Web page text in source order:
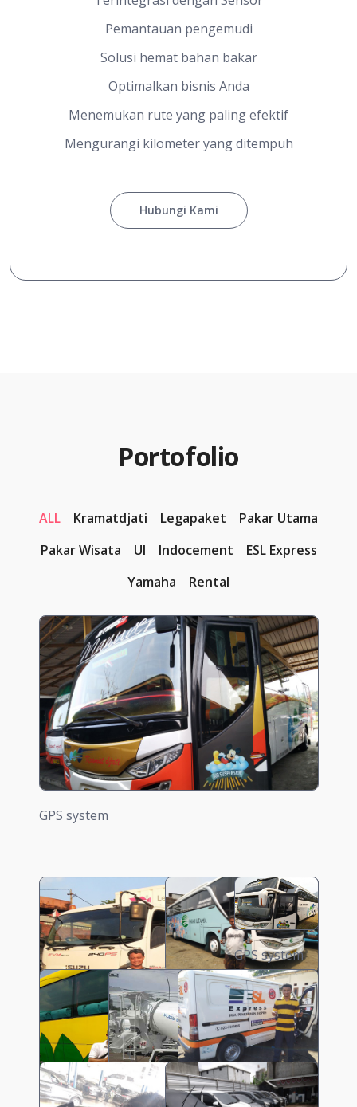
Pemantauan pengemudi
Solusi hemat bahan bakar
Optimalkan bisnis Anda
Menemukan rute yang paling efektif
Mengurangi kilometer yang ditempuh
Hubungi Kami
Portofolio
ALL Kramatdjati Legapaket
Pakar Utama
Pakar Wisata
UI Indocement
ESL Express
Yamaha
Rental
GPS system
GPS & sensor system
GPS system
GPS system
GPS & sensor system